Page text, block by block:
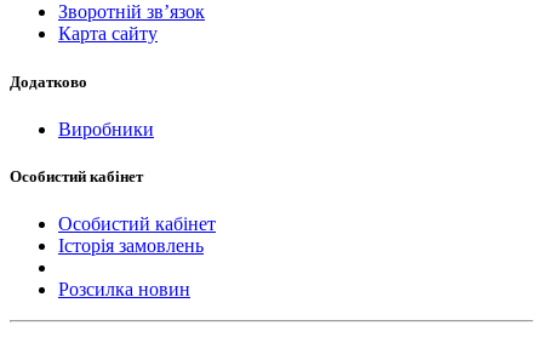
Зворотній зв’язок
Карта сайту
Додатково
Виробники
Особистий кабінет
Особистий кабінет
Історія замовлень
Розсилка новин